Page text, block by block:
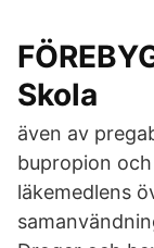
Skola
även av
bupropion
läkemedlens